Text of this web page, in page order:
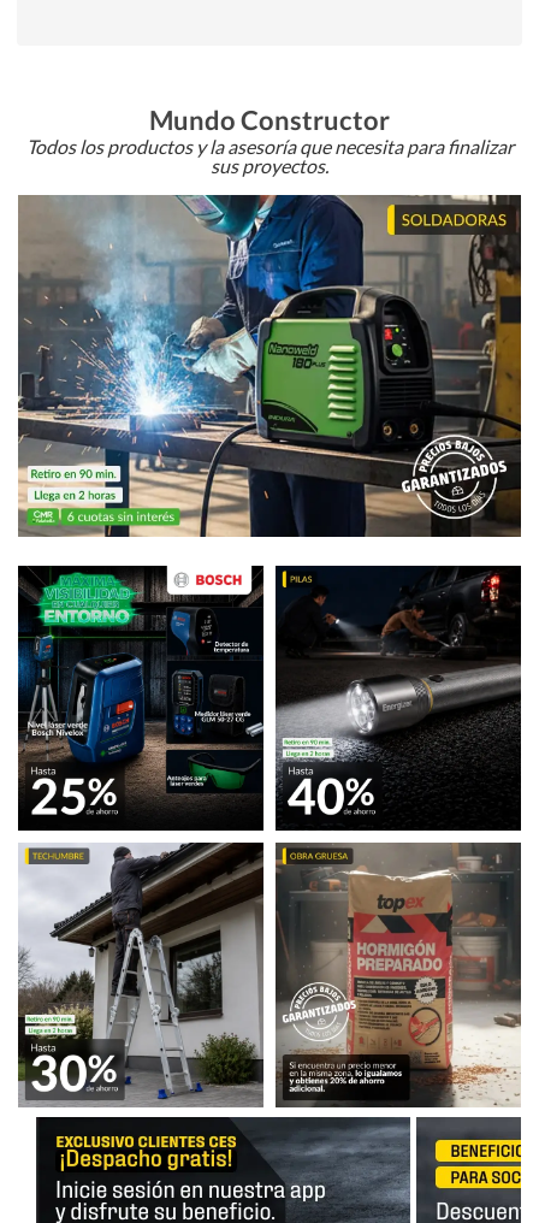
Mundo Constructor
Todos los productos y la asesoría que necesita para finalizar
sus proyectos.